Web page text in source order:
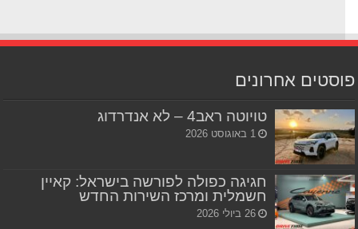
אחרונים
טויוטה ראב4 – לא אנדרדוג
1 באוגוסט 2026
חגיגה כפולה לפורשה בישראל: קאיין
חשמלית ומרכז השירות החדש
26 ביולי 2026